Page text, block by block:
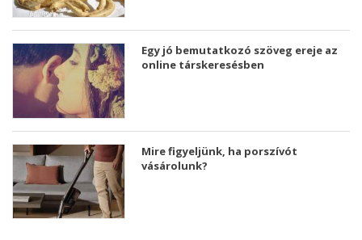
Egy jó bemutatkozó szöveg ereje az
online társkeresésben
Mire figyeljünk, ha porszívót
vásárolunk?